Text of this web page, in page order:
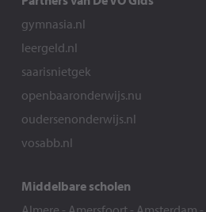
gymnasia.nl
leergeld.nl
saarisnietgek
openbaaronderwijs.nu
oudersenonderwijs.nl
vosabb.nl
Middelbare scholen